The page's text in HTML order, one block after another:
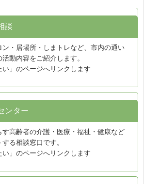
談
ン・居場所・しまトレなど、市内の通い
動内容をご紹介します。
い」のページへリンクします
ンター
す高齢者の介護・医療・福祉・健康など
る相談窓口です。
い」のページへリンクします